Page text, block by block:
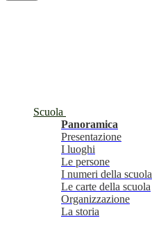
Scuola
Panoramica
Presentazione
I luoghi
Le persone
I numeri della scuola
Le carte della scuola
Organizzazione
La storia